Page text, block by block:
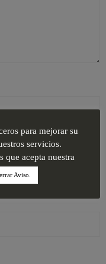
para mejorar su
servicios.
que acepta nuestra
Aviso.